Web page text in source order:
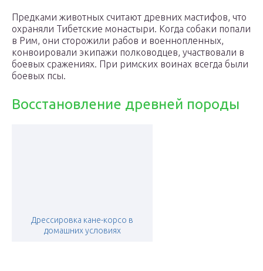
Предками животных считают древних мастифов, что
охраняли Тибетские монастыри. Когда собаки попали
в Рим, они сторожили рабов и военнопленных,
конвоировали экипажи полководцев, участвовали в
боевых сражениях. При римских воинах всегда были
боевых псы.
Восстановление древней породы
Дрессировка кане-корсо в
домашних условиях